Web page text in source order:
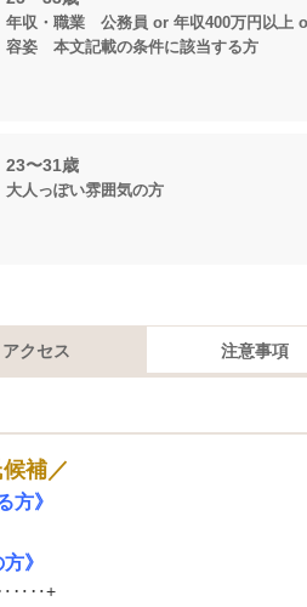
年収・職業 公務員 or 年収400万円以上
容姿 本文記載の条件に該当する方
23〜31歳
大人っぽい雰囲気の方
アクセス 注意事項
補／
方》
》